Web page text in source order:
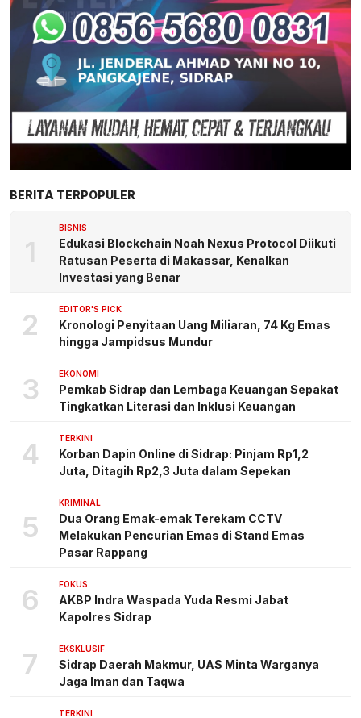
BERITA TERPOPULER
1
BISNIS
Edukasi Blockchain Noah Nexus Protocol Diikuti
Ratusan Peserta di Makassar, Kenalkan
Investasi yang Benar
2 EDITOR'S PICK
Kronologi Penyitaan Uang Miliaran, 74 Kg Emas
hingga Jampidsus Mundur
3 EKONOMI
Pemkab Sidrap dan Lembaga Keuangan Sepakat
Tingkatkan Literasi dan Inklusi Keuangan
4 TERKINI
Korban Dapin Online di Sidrap: Pinjam Rp1,2
Juta, Ditagih Rp2,3 Juta dalam Sepekan
5
KRIMINAL
Dua Orang Emak-emak Terekam CCTV
Melakukan Pencurian Emas di Stand Emas
Pasar Rappang
6 FOKUS
AKBP Indra Waspada Yuda Resmi Jabat
Kapolres Sidrap
7 EKSKLUSIF
Sidrap Daerah Makmur, UAS Minta Warganya
Jaga Iman dan Taqwa
TERKINI